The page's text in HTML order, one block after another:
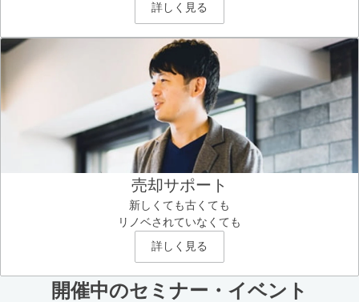
詳しく見る
売却サポート
新しくても古くても
リノベされていなくても
詳しく見る
開催中のセミナー・イベント